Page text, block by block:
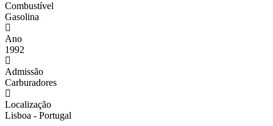
Combustível
Gasolina
Ano
1992
Admissão
Carburadores
Localização
Lisboa - Portugal